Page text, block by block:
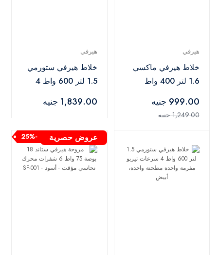
هيرفي
خلاط هيرفي ماكسي
1.6 لتر 400 واط
مطحنتان، أسود
999.00 جنيه
1,249.00 جنيه
هيرفي
خلاط هيرفي ستورمي
1.5 لتر 600 واط 4
واحدة مطحنة واحدة
1,839.00 جنيه
-25% عروض حصرية